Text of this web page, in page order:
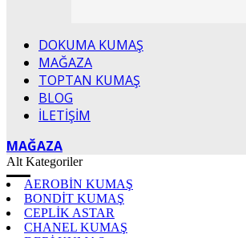
DOKUMA KUMAŞ
MAĞAZA
TOPTAN KUMAŞ
BLOG
İLETİŞİM
MAĞAZA
Alt Kategoriler
AEROBİN KUMAŞ
BONDİT KUMAŞ
CEPLİK ASTAR
CHANEL KUMAŞ